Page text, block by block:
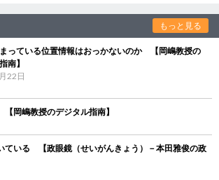
もっと見る
っている位置情報はおっかないのか 【岡嶋教授の
南】
22日
岡嶋教授のデジタル指南】
ている 【政眼鏡（せいがんきょう）－本田雅俊の政